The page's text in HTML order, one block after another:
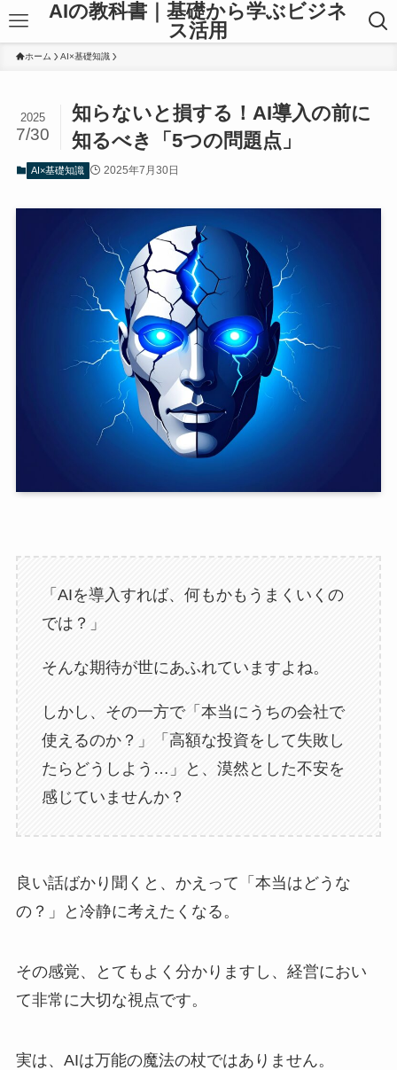
AIの教科書｜基礎から学ぶビジネ
ス活用
ホーム AI×基礎知識
知らないと損する！AI導入の前に
知るべき「5つの問題点」
2025
7/30
AI×基礎知識 2025年7月30日
「AIを導入すれば、何もかもうまくいくの
では？」
そんな期待が世にあふれていますよね。
しかし、その一方で「本当にうちの会社で
使えるのか？」「高額な投資をして失敗し
たらどうしよう…」と、漠然とした不安を
感じていませんか？
良い話ばかり聞くと、かえって「本当はどうな
の？」と冷静に考えたくなる。
その感覚、とてもよく分かりますし、経営におい
て非常に大切な視点です。
実は、AIは万能の魔法の杖ではありません。